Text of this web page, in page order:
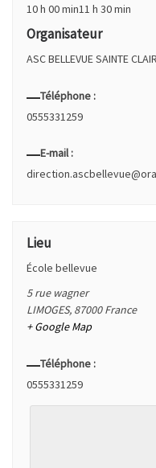
10 h 00 min11 h 30 min
Organisateur
ASC BELLEVUE SAINTE
Téléphone :
0555331259
E-mail :
Lieu
École bellevue
5 rue wagner
LIMOGES, 87000 France
+ Google Map
Téléphone :
0555331259